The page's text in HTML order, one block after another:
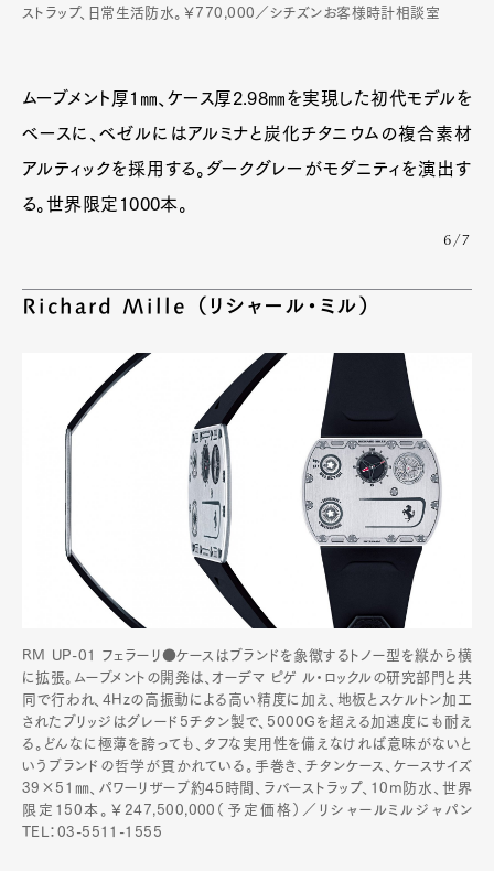
ストラップ、日常生活防水。￥770,000／シチズンお客様時計相談室
ムーブメント厚1㎜、ケース厚2.98㎜を実現した初代モデルを
ベースに、ベゼルにはアルミナと炭化チタニウムの複合素材
アルティックを採用する。ダークグレーがモダニティを演出す
る。世界限定1000本。
6/7
Richard Mille （リシャール・ミル）
RM UP-01 フェラーリ●ケースはブランドを象徴するトノー型を縦から横
に拡張。ムーブメントの開発は、オーデマ ピゲ ル・ロックルの研究部門と共
同で行われ、4Hzの高振動による高い精度に加え、地板とスケルトン加工
されたブリッジはグレード5チタン製で、5000Gを超える加速度にも耐え
る。どんなに極薄を誇っても、タフな実用性を備えなければ意味がないと
いうブランドの哲学が貫かれている。手巻き、チタンケース、ケースサイズ
39×51㎜、パワーリザーブ約45時間、ラバーストラップ、10m防水、世界
限定150本。￥247,500,000（予定価格）／リシャールミルジャパン
TEL：03-5511-1555